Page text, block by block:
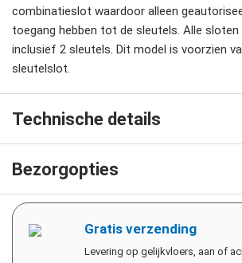
combinatieslot waardoor alleen
toegang hebben tot de sleutels. Alle sloten
inclusief 2 sleutels. Dit model is voorzien
sleutelslot.
Technische details
Bezorgopties
Gratis verzending
Levering op gelijkvloers, aan of